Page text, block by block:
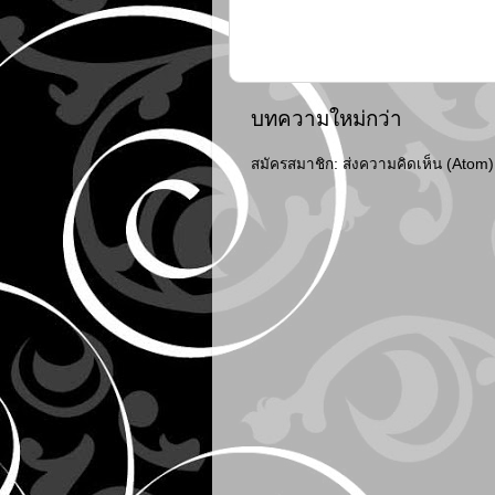
บทความใหม่กว่า
สมัครสมาชิก: ส่งความคิดเห็น (Atom)